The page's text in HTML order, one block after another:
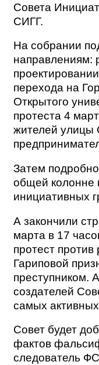
Совета
СИГГ.
На собрании
направлениям:
перехода на
Открытого
протеста 4
жителей улицы
Затем
общей колонне
инициативных
А закончили
марта в 17
протест
Гариповой
преступником.
создателей
самых
Совет будет
фактов
следователь